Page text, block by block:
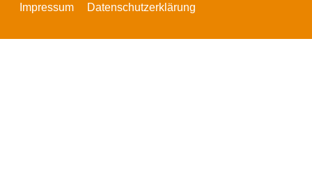
Impressum Datenschutzerklärung